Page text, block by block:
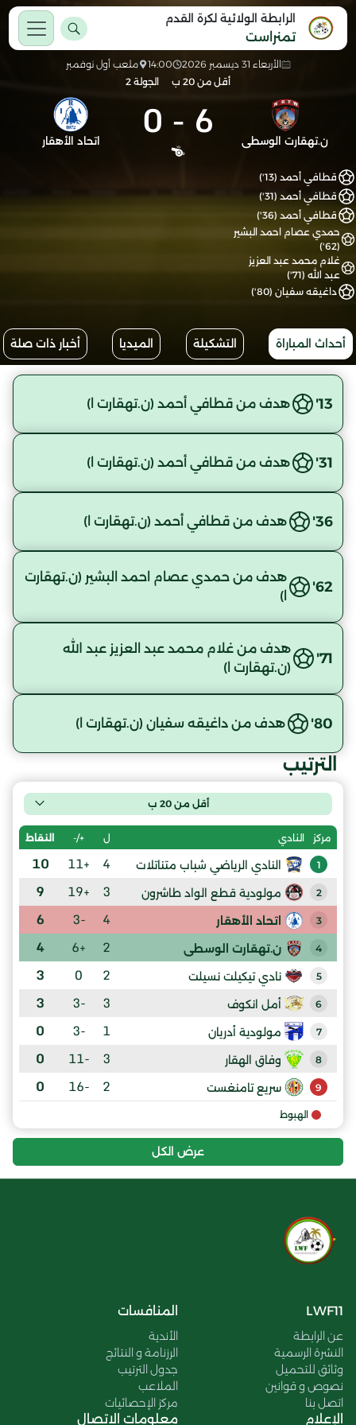
الرابطة الولائية لكرة القدم
تمنراست
الأربعاء 31 ديسمبر 2026 14:00
ملعب أول نوفمبر
أقل من 20 ب
الجولة 2
ن.تهقارت الوسطى 6
-
0 اتحاد الأهقار
قطافي أحمد (13')
قطافي أحمد (31')
قطافي أحمد (36')
حمدي عصام احمد البشير
(62')
غلام محمد عبد العزيز
عبد الله (71')
داغيقه سفيان (80')
أحداث المباراة التشكيلة الميديا أخبار ذات صلة
13' هدف من قطافي أحمد (ن.تهقارت ا)
31' هدف من قطافي أحمد (ن.تهقارت ا)
36' هدف من قطافي أحمد (ن.تهقارت ا)
62'
هدف من حمدي عصام احمد البشير (ن.تهقارت
ا)
71'
هدف من غلام محمد عبد العزيز عبد الله
(ن.تهقارت ا)
80' هدف من داغيقه سفيان (ن.تهقارت ا)
الترتيب
أقل من 20 ب
مركز النادي ل +/- النقاط
1 النادي الرياضي شباب متناتلات 4
+11
10
2 مولودية قطع الواد طاشرون 3
+19
9
3 اتحاد الأهقار 4
-3
6
4 ن.تهقارت الوسطى 2
+6
4
5 نادي تيكيلت نسيلت 2
0
3
6 أمل انكوف 3
-3
3
7 مولودية أدريان 1
-3
0
8 وفاق الهقار 3
-11
0
9 سريع تامنغست 2
-16
0
الهبوط
عرض الكل
LWF11
عن الرابطة
النشرة الرسمية
وثائق للتحميل
نصوص و قوانين
اتصل بنا
المنافسات
الأندية
الرزنامة و النتائج
جدول الترتيب
الملاعب
مركز الإحصائيات
الإعلام معلومات الاتصال